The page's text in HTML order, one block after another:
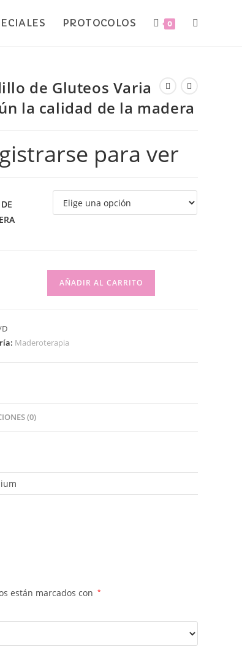
PROTOCOLOS 0
de Gluteos Varia
la calidad de la madera
para ver
AÑADIR AL CARRITO
Maderoterapia
(0)
están marcados con *